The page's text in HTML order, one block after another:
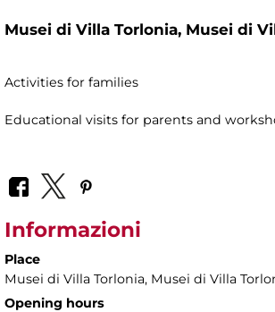
Musei di Villa Torlonia, Musei di
Activities for families
Educational visits for parents and
Informazioni
Place
Musei di Villa Torlonia, Musei di Villa
Opening hours